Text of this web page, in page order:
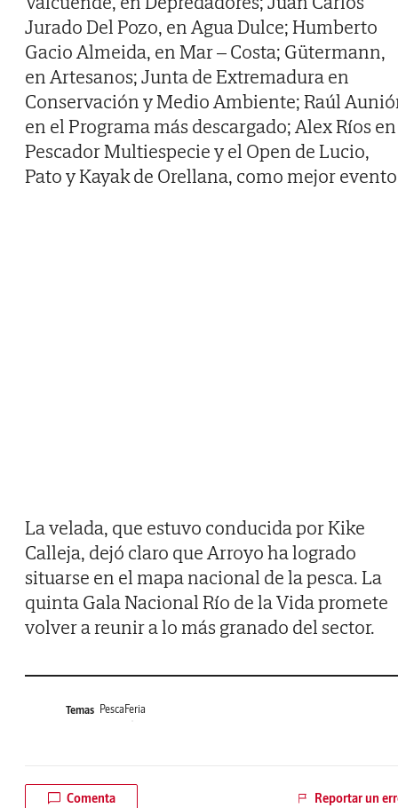
Jurado Del Pozo, en Agua Dulce; Humberto
Gacio Almeida, en Mar – Costa; Gütermann,
en Artesanos; Junta de Extremadura en
Conservación y Medio Ambiente; Raúl
en el Programa más descargado; Alex Ríos en
Pescador Multiespecie y el Open de Lucio,
Pato y Kayak de Orellana, como mejor
La velada, que estuvo conducida por Kike
Calleja, dejó claro que Arroyo ha logrado
situarse en el mapa nacional de la pesca. La
quinta Gala Nacional Río de la Vida promete
volver a reunir a lo más granado del sector.
Temas Pesca Feria
Comenta Reportar un